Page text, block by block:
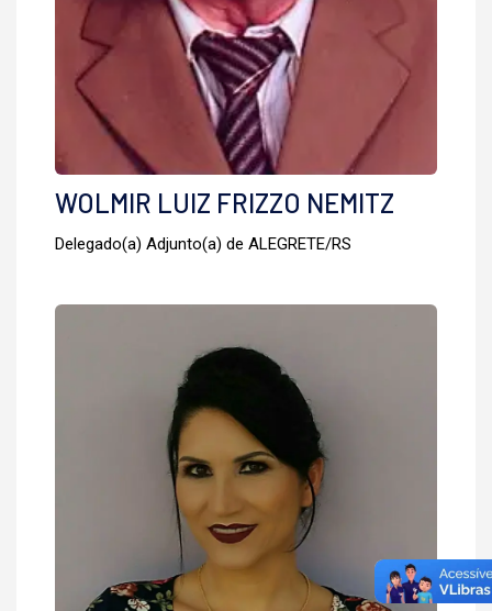
WOLMIR LUIZ FRIZZO NEMITZ
Delegado(a) Adjunto(a) de ALEGRETE/RS